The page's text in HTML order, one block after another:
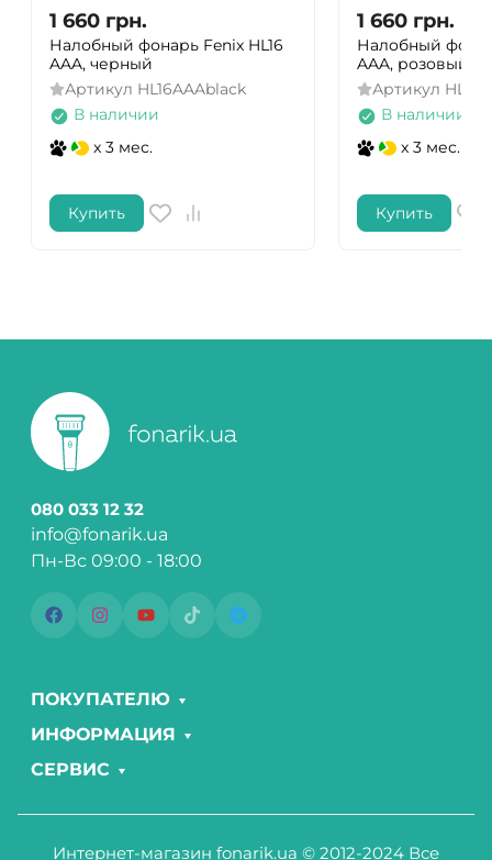
1 660 грн.
Налобный фонарь Fenix HL16
AAA, черный
Артикул HL16AAAblack
В наличии
x 3 мес.
Купить
1 660 грн.
Налобный
AAA, розовый
Артикул
В наличии
x 3 мес.
Купить
080 033 12 32
info@fonarik.ua
Пн-Вс 09:00 - 18:00
ПОКУПАТЕЛЮ
ИНФОРМАЦИЯ
СЕРВИС
Интернет-магазин fonarik.ua © 2012-2024 Все